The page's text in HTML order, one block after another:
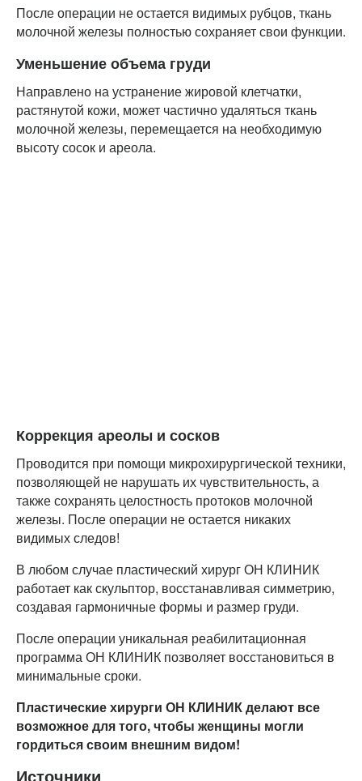
После операции не остается видимых рубцов, ткань
молочной железы полностью сохраняет свои функции.
Уменьшение объема груди
Направлено на устранение жировой клетчатки,
растянутой кожи, может частично удаляться ткань
молочной железы, перемещается на необходимую
высоту сосок и ареола.
Коррекция ареолы и сосков
Проводится при помощи микрохирургической техники,
позволяющей не нарушать их чувствительность, а
также сохранять целостность протоков молочной
железы. После операции не остается никаких
видимых следов!
В любом случае пластический хирург ОН КЛИНИК
работает как скульптор, восстанавливая симметрию,
создавая гармоничные формы и размер груди.
После операции уникальная реабилитационная
программа ОН КЛИНИК позволяет восстановиться в
минимальные сроки.
Пластические хирурги ОН КЛИНИК делают все
возможное для того, чтобы женщины могли
гордиться своим внешним видом!
Источники